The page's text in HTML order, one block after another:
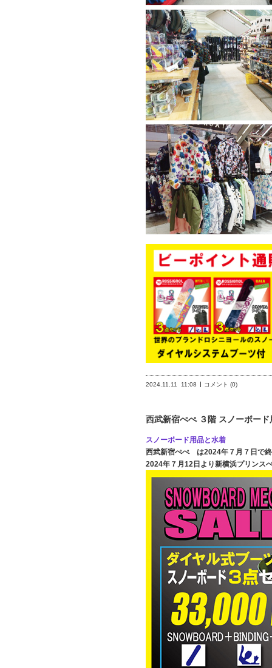
2024.11.11 11:08 コメント (0)
西武新宿ぺぺ ３階 スノーボード
スノーボード用品と水着
西武新宿ぺぺ は2024年７月７日で
2024年７月12日より新横浜プリンス